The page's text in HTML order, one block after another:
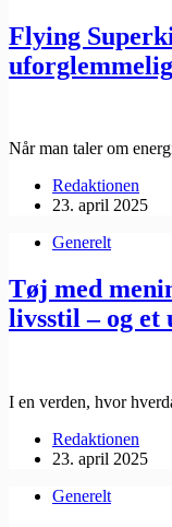
Flying
Når man taler om
Redaktionen
23. april 2025
Generelt
Tøj med
livsstil – og
I en verden, hvor
Redaktionen
23. april 2025
Generelt